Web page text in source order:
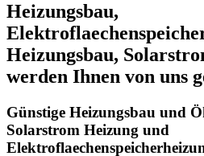
Heizungsbau,
Heizungsbau,
werden Ihnen von uns
Günstige Heizungsbau und
Solarstrom Heizung und